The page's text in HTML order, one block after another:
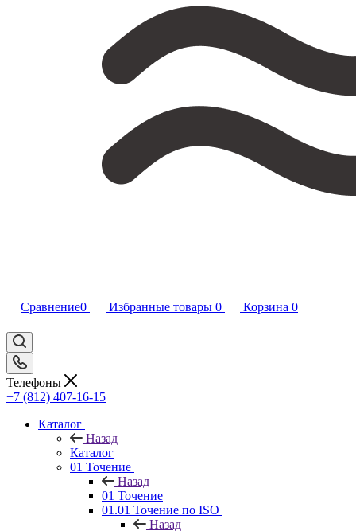
Сравнение0 Избранные товары 0 Корзина 0
Телефоны
+7 (812) 407-16-15
Каталог
Назад
Каталог
01 Точение
Назад
01 Точение
01.01 Точение по ISO
Назад